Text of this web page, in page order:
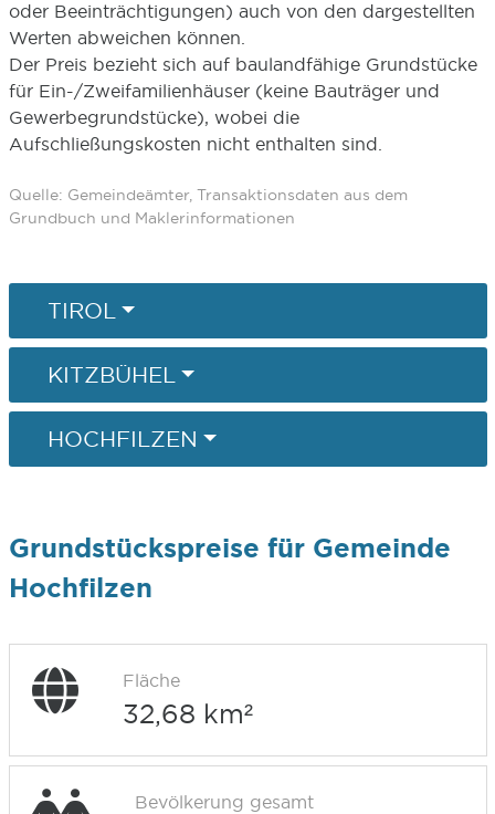
oder Beeinträchtigungen) auch von den dargestellten
Werten abweichen können.
Der Preis bezieht sich auf baulandfähige Grundstücke
für Ein-/Zweifamilienhäuser (keine Bauträger und
Gewerbegrundstücke), wobei die
Aufschließungskosten nicht enthalten sind.
Quelle: Gemeindeämter, Transaktionsdaten aus dem
Grundbuch und Maklerinformationen
TIROL
KITZBÜHEL
HOCHFILZEN
Grundstückspreise für Gemeinde
Hochfilzen
Fläche
32,68 km²
Bevölkerung gesamt